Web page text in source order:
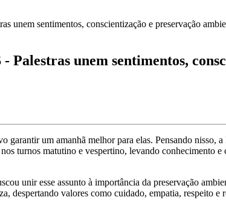
unem sentimentos,
um amanhã melhor para elas. Pensando nisso,
turnos matutino e vespertino, levando conhecimento e
unir esse assunto à importância da preservação
despertando valores como cuidado, empatia, respeito e